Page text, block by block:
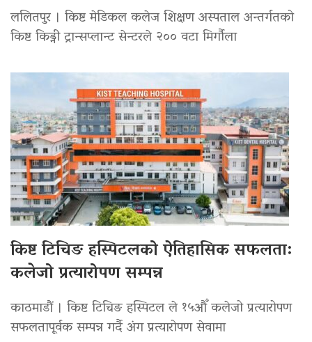
ललितपुर । किष्ट मेडिकल कलेज शिक्षण अस्पताल अन्तर्गतको
किष्ट किड्नी ट्रान्सप्लान्ट सेन्टरले २०० वटा मिर्गौला
किष्ट टिचिङ हस्पिटलको ऐतिहासिक सफलता:
कलेजो प्रत्यारोपण सम्पन्न
काठमाडौं । किष्ट टिचिङ हस्पिटल ले १५औँ कलेजो प्रत्यारोपण
सफलतापूर्वक सम्पन्न गर्दै अंग प्रत्यारोपण सेवामा